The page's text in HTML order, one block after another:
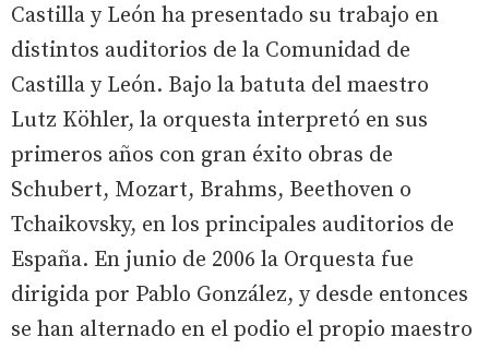
Castilla y León ha presentado su trabajo en
distintos auditorios de la Comunidad de
Castilla y León. Bajo la batuta del maestro
Lutz Köhler, la orquesta interpretó en sus
primeros años con gran éxito obras de
Schubert, Mozart, Brahms, Beethoven o
Tchaikovsky, en los principales auditorios de
España. En junio de 2006 la Orquesta fue
dirigida por Pablo González, y desde entonces
se han alternado en el podio el propio maestro